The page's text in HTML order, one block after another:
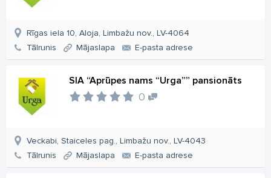
Rīgas iela 10, Aloja, Limbažu nov., LV-4064
Tālrunis
Mājaslapa E-pasta adrese
SIA “Aprūpes nams “Urga”” pansionāts
0
Veckabi, Staiceles pag., Limbažu nov., LV-4043
Tālrunis
Mājaslapa E-pasta adrese